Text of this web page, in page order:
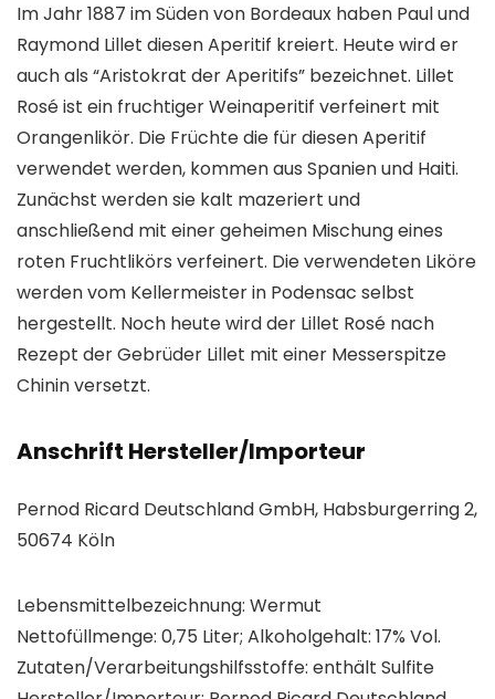
Im Jahr 1887 im Süden von Bordeaux haben Paul und
Raymond Lillet diesen Aperitif kreiert. Heute wird er
auch als “Aristokrat der Aperitifs” bezeichnet. Lillet
Rosé ist ein fruchtiger Weinaperitif verfeinert mit
Orangenlikör. Die Früchte die für diesen Aperitif
verwendet werden, kommen aus Spanien und Haiti.
Zunächst werden sie kalt mazeriert und
anschließend mit einer geheimen Mischung eines
roten Fruchtlikörs verfeinert. Die verwendeten Liköre
werden vom Kellermeister in Podensac selbst
hergestellt. Noch heute wird der Lillet Rosé nach
Rezept der Gebrüder Lillet mit einer Messerspitze
Chinin versetzt.
Anschrift Hersteller/Importeur
Pernod Ricard Deutschland GmbH, Habsburgerring 2,
50674 Köln
Lebensmittelbezeichnung: Wermut
Nettofüllmenge: 0,75 Liter; Alkoholgehalt: 17% Vol.
Zutaten/Verarbeitungshilfsstoffe: enthält Sulfite